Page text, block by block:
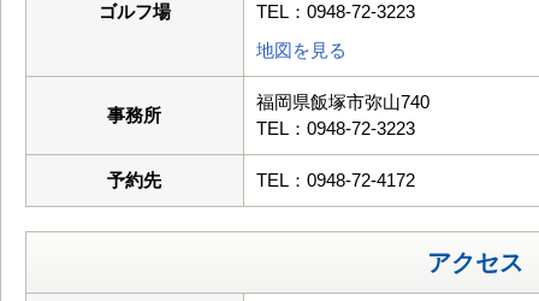
ゴルフ場
TEL：0948-72-3223
地図を見る
事務所
福岡県飯塚市弥山740
TEL：0948-72-3223
予約先 TEL：0948-72-4172
アクセス